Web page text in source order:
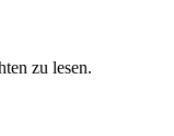
zu lesen.